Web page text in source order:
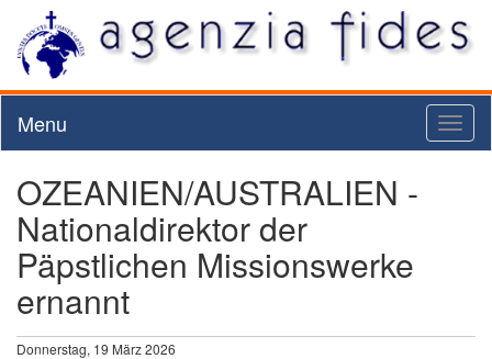
Menu
OZEANIEN/AUSTRALIEN -
Nationaldirektor der
Päpstlichen Missionswerke
ernannt
Donnerstag, 19 März 2026